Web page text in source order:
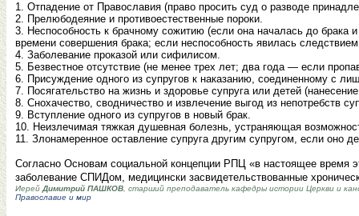
1. Отпадение от Православия (право просить суд о разводе
2. Прелюбодеяние и противоестественные пороки.
3. Неспособность к брачному сожитию (если она началась до брака
времени совершения брака; если неспособность явилась
4. Заболевание проказой или сифилисом.
5. Безвестное отсутствие (не менее трех лет; два года — если
6. Присуждение одного из супругов к наказанию, соединенному с
7. Посягательство на жизнь и здоровье супруга или детей
8. Снохачество, сводничество и извлечение выгод из непотребств
9. Вступление одного из супругов в новый брак.
10. Неизлечимая тяжкая душевная болезнь, устраняющая
11. Злонамеренное оставление супруга другим супругом, если оно
Согласно Основам социальной концепции РПЦ «в настоящее время
заболевание СПИДом, медицински засвидетельствованные
Иерей Димитрий ПАШКОВ , старший преподаватель кафедры истории Церкви и
Православие и мир